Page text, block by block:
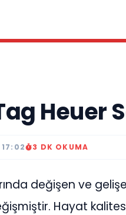
Heuer
3 DK OKUMA
değişen ve
Hayat